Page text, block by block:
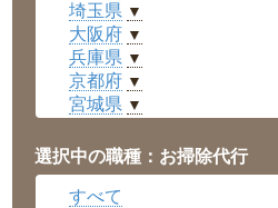
埼玉県 ▼
大阪府 ▼
兵庫県 ▼
京都府 ▼
宮城県 ▼
福井県 ▼
岡山県 ▼
広島県
選択中の職種：お掃除代行
すべて